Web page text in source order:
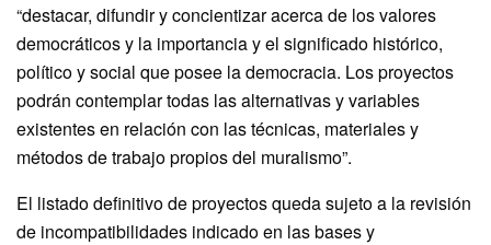
“destacar, difundir y concientizar acerca de los valores
democráticos y la importancia y el significado histórico,
político y social que posee la democracia. Los proyectos
podrán contemplar todas las alternativas y variables
existentes en relación con las técnicas, materiales y
métodos de trabajo propios del muralismo”.
El listado definitivo de proyectos queda sujeto a la revisión
de incompatibilidades indicado en las bases y